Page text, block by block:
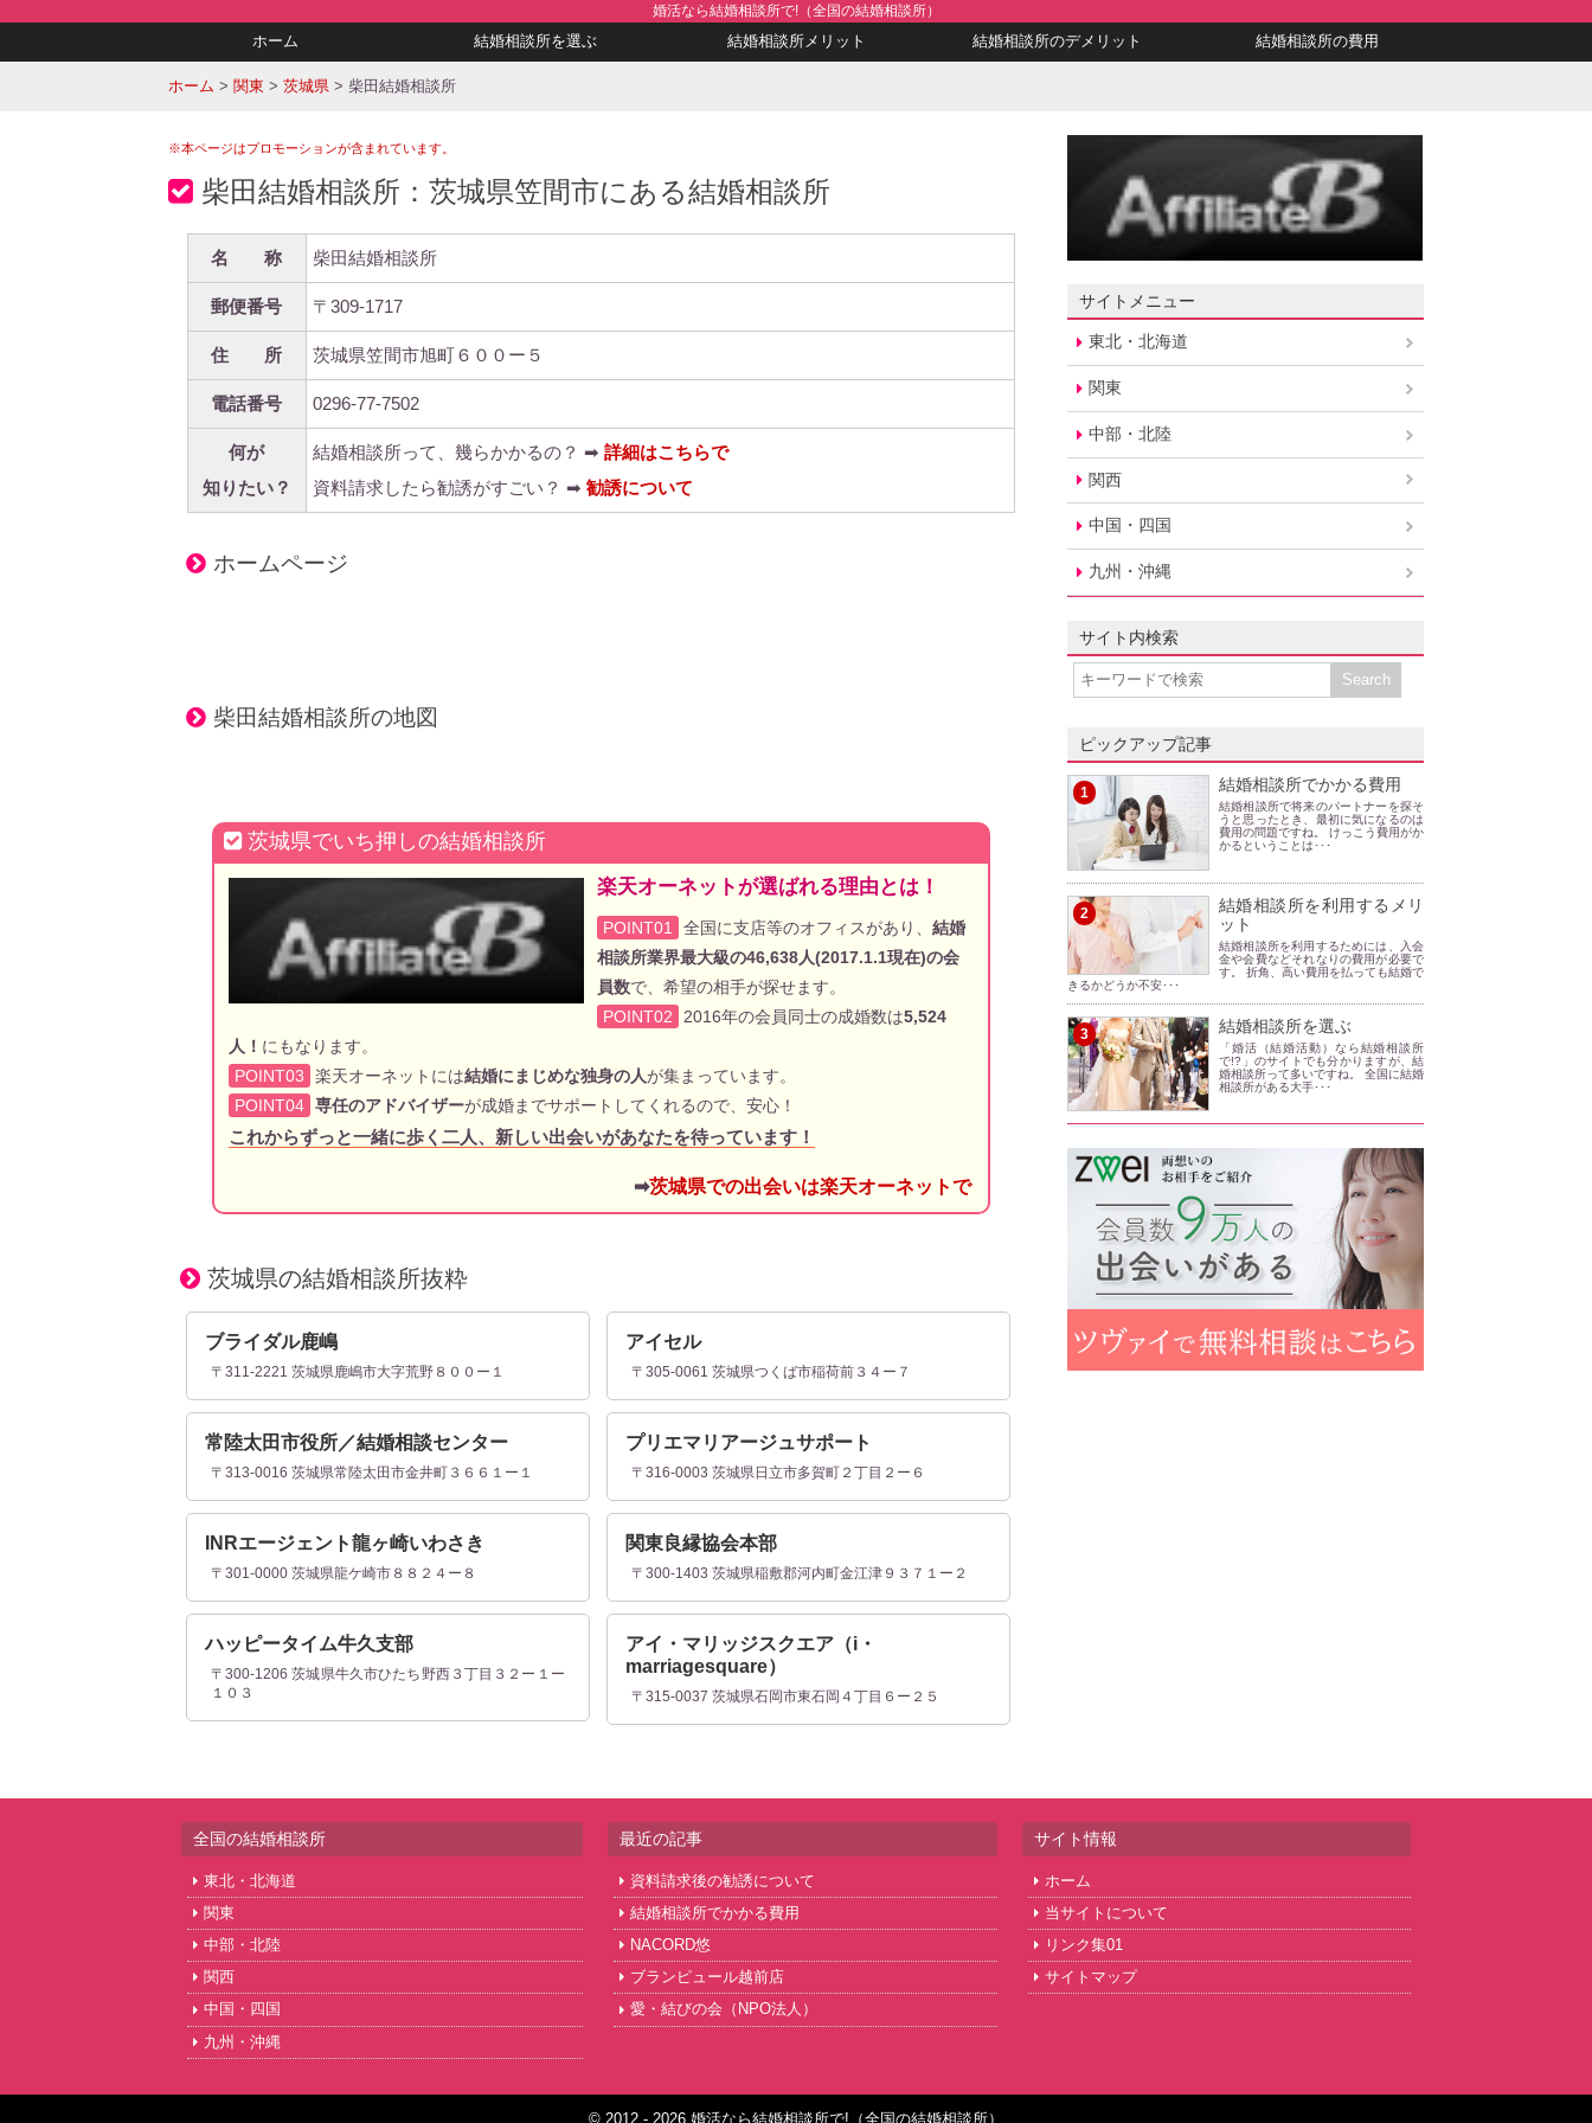
婚活なら結婚相談所で!（全国の結婚相談所）
ホーム 結婚相談所を選ぶ 結婚相談所メリット 結婚相談所のデメリット 結婚相談所の費用
ホーム > 関東 > 茨城県 > 柴田結婚相談所
※本ページはプロモーションが含まれています。
柴田結婚相談所：茨城県笠間市にある結婚相談所
名 称 柴田結婚相談所
郵便番号 〒309-1717
住 所 茨城県笠間市旭町６００ー５
電話番号 0296-77-7502
何が
知りたい？
結婚相談所って、幾らかかるの？ ➡ 詳細はこちらで
資料請求したら勧誘がすごい？ ➡ 勧誘について
ホームページ
柴田結婚相談所の地図
茨城県でいち押しの結婚相談所
楽天オーネットが選ばれる理由とは！
POINT01 全国に支店等のオフィスがあり、 結婚
相談所業界最大級の46,638人(2017.1.1現在)の会
員数で、希望の相手が探せます。
POINT02
2016年の会員同士の成婚数は5,524
人！ にもなります。
POINT03
楽天オーネットには結婚にまじめな独身の人が集まっています。
POINT04 専任のアドバイザーが成婚までサポートしてくれるので、安心！
これからずっと一緒に歩く二人、新しい出会いがあなたを待っています！
➡茨城県での出会いは楽天オーネットで
茨城県の結婚相談所抜粋
ブライダル鹿嶋
〒311-2221 茨城県鹿嶋市大字荒野８００ー１
アイセル
〒305-0061 茨城県つくば市稲荷前３４ー７
常陸太田市役所／結婚相談センター
〒313-0016 茨城県常陸太田市金井町３６６１ー１
プリエマリアージュサポート
〒316-0003 茨城県日立市多賀町２丁目２ー６
INRエージェント龍ヶ崎いわさき
〒301-0000 茨城県龍ケ崎市８８２４ー８
関東良縁協会本部
〒300-1403 茨城県稲敷郡河内町金江津９３７１ー２
ハッピータイム牛久支部
〒300-1206 茨城県牛久市ひたち野西３丁目３２ー１ー
１０３
アイ・マリッジスクエア（i・
marriagesquare）
〒315-0037 茨城県石岡市東石岡４丁目６ー２５
サイトメニュー
東北・北海道
関東
中部・北陸
関西
中国・四国
九州・沖縄
サイト内検索
ピックアップ記事
1 結婚相談所でかかる費用
結婚相談所で将来のパートナーを探そ
うと思ったとき、最初に気になるのは
費用の問題ですね。 けっこう費用がか
かるということは･･･
2
結婚相談所を利用するメリ
ット
結婚相談所を利用するためには、入会
金や会費などそれなりの費用が必要で
す。 折角、高い費用を払っても結婚で
きるかどうか不安･･･
3 結婚相談所を選ぶ
「婚活（結婚活動）なら結婚相談所
で!?」のサイトでも分かりますが、結
婚相談所って多いですね。 全国に結婚
相談所がある大手･･･
全国の結婚相談所
東北・北海道
関東
中部・北陸
関西
中国・四国
九州・沖縄
最近の記事
資料請求後の勧誘について
結婚相談所でかかる費用
NACORD悠
ブランピュール越前店
愛・結びの会（NPO法人）
サイト情報
ホーム
当サイトについて
リンク集01
サイトマップ
© 2012 - 2026 婚活なら結婚相談所で!（全国の結婚相談所）